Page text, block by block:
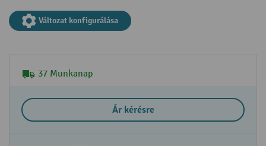
Változat konfigurálása
37 Munkanap
Ár kérésre